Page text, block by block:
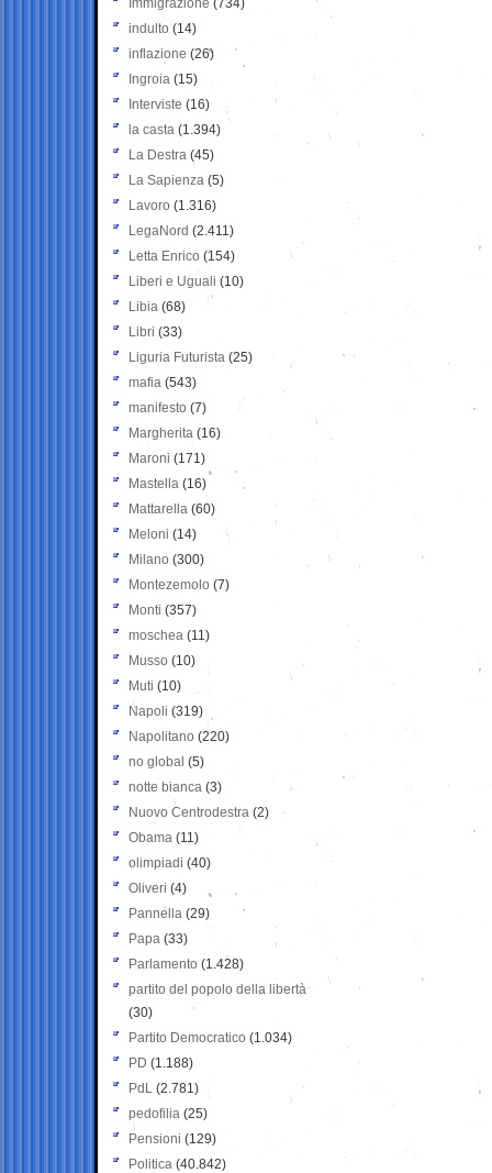
Immigrazione (734)
indulto (14)
inflazione (26)
Ingroia (15)
Interviste (16)
la casta (1.394)
La Destra (45)
La Sapienza (5)
Lavoro (1.316)
LegaNord (2.411)
Letta Enrico (154)
Liberi e Uguali (10)
Libia (68)
Libri (33)
Liguria Futurista (25)
mafia (543)
manifesto (7)
Margherita (16)
Maroni (171)
Mastella (16)
Mattarella (60)
Meloni (14)
Milano (300)
Montezemolo (7)
Monti (357)
moschea (11)
Musso (10)
Muti (10)
Napoli (319)
Napolitano (220)
no global (5)
notte bianca (3)
Nuovo Centrodestra (2)
Obama (11)
olimpiadi (40)
Oliveri (4)
Pannella (29)
Papa (33)
Parlamento (1.428)
partito del popolo della libertà
(30)
Partito Democratico (1.034)
PD (1.188)
PdL (2.781)
pedofilia (25)
Pensioni (129)
Politica (40.842)